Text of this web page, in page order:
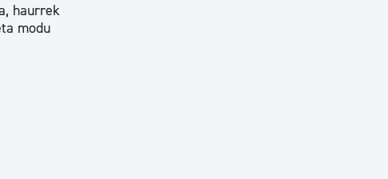
haurrek
modu